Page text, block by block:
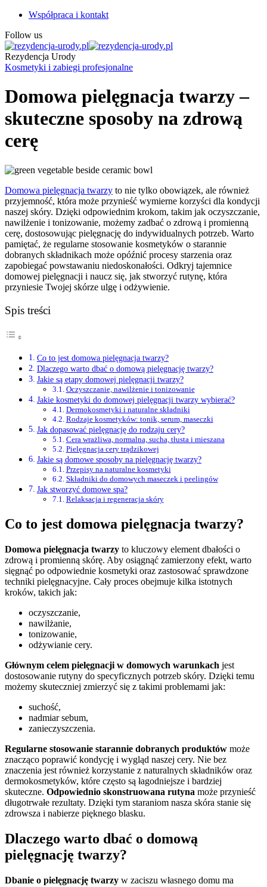
Współpraca i kontakt
Follow us
Rezydencja Urody
Kosmetyki i zabiegi profesjonalne
Domowa pielęgnacja twarzy –
skuteczne sposoby na zdrową
cerę
Domowa pielęgnacja twarzy to nie tylko obowiązek, ale również
przyjemność, która może przynieść wymierne korzyści dla kondycji
naszej skóry. Dzięki odpowiednim krokom, takim jak oczyszczanie,
nawilżenie i tonizowanie, możemy zadbać o zdrową i promienną
cerę, dostosowując pielęgnację do indywidualnych potrzeb. Warto
pamiętać, że regularne stosowanie kosmetyków o starannie
dobranych składnikach może opóźnić procesy starzenia oraz
zapobiegać powstawaniu niedoskonałości. Odkryj tajemnice
domowej pielęgnacji i naucz się, jak stworzyć rutynę, która
przyniesie Twojej skórze ulgę i odżywienie.
Spis treści
Co to jest domowa pielęgnacja twarzy?
Dlaczego warto dbać o domową pielęgnację twarzy?
Jakie są etapy domowej pielęgnacji twarzy?
Oczyszczanie, nawilżenie i tonizowanie
Jakie kosmetyki do domowej pielęgnacji twarzy wybierać?
Dermokosmetyki i naturalne składniki
Rodzaje kosmetyków: tonik, serum, maseczki
Jak dopasować pielęgnację do rodzaju cery?
Cera wrażliwa, normalna, sucha, tłusta i mieszana
Pielęgnacja cery trądzikowej
Jakie są domowe sposoby na pielęgnację twarzy?
Przepisy na naturalne kosmetyki
Składniki do domowych maseczek i peelingów
Jak stworzyć domowe spa?
Relaksacja i regeneracja skóry
Co to jest domowa pielęgnacja twarzy?
Domowa pielęgnacja twarzy to kluczowy element dbałości o
zdrową i promienną skórę. Aby osiągnąć zamierzony efekt, warto
sięgnąć po odpowiednie kosmetyki oraz zastosować sprawdzone
techniki pielęgnacyjne. Cały proces obejmuje kilka istotnych
kroków, takich jak:
oczyszczanie,
nawilżanie,
tonizowanie,
odżywianie cery.
Głównym celem pielęgnacji w domowych warunkach jest
dostosowanie rutyny do specyficznych potrzeb skóry. Dzięki temu
możemy skuteczniej zmierzyć się z takimi problemami jak:
suchość,
nadmiar sebum,
zanieczyszczenia.
Regularne stosowanie starannie dobranych produktów może
znacząco poprawić kondycję i wygląd naszej cery. Nie bez
znaczenia jest również korzystanie z naturalnych składników oraz
dermokosmetyków, które często są łagodniejsze i bardziej
skuteczne. Odpowiednio skonstruowana rutyna może przynieść
długotrwałe rezultaty. Dzięki tym staraniom nasza skóra stanie się
zdrowsza i nabierze pięknego blasku.
Dlaczego warto dbać o domową
pielęgnację twarzy?
Dbanie o pielęgnację twarzy w zaciszu własnego domu ma